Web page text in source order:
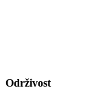
Održivost